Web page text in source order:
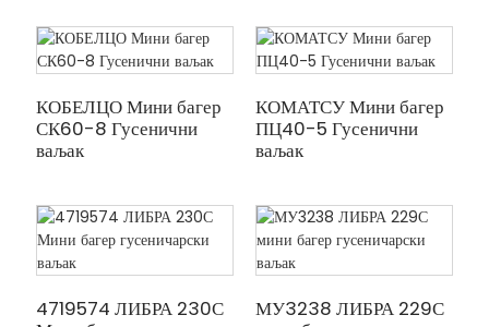
КОБЕЛЦО Мини багер
СК60-8 Гусенични
ваљак
КОМАТСУ Мини багер
ПЦ40-5 Гусенични
ваљак
4719574 ЛИБРА 230С
МУ3238 ЛИБРА 229С